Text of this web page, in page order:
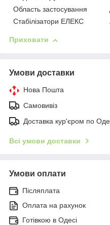
Область застосування
Стабілізатори ЕЛЕКС
Приховати
Умови доставки
Нова Пошта
Самовивіз
Доставка кур'єром по
Всі умови доставки
Умови оплати
Післяплата
Оплата на рахунок
Готівкою в Одесі